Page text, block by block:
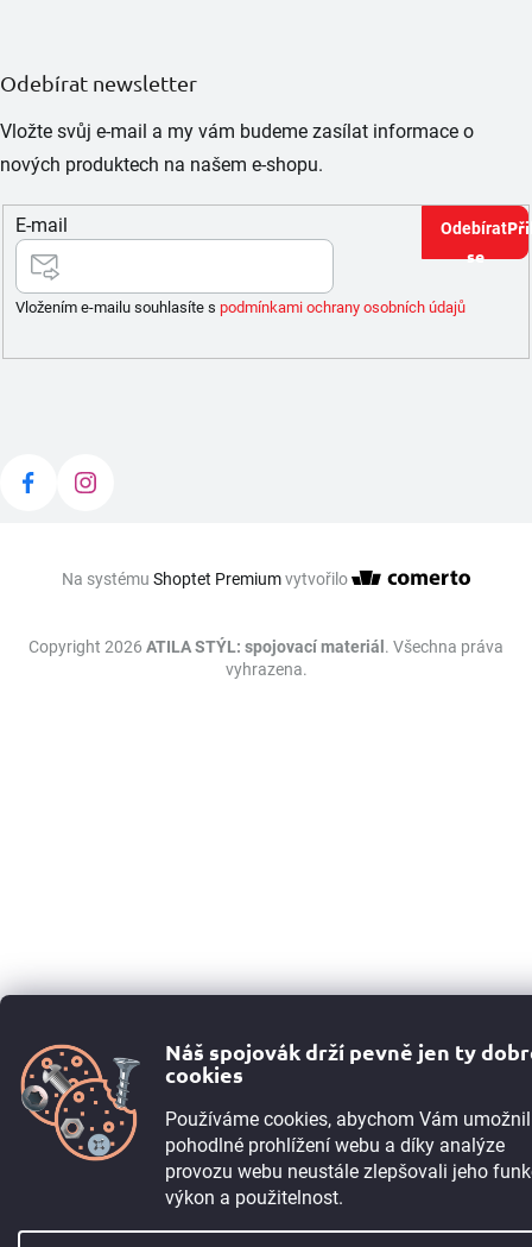
Náš spojovák drží pevně jen ty
cookies
Používáme cookies, abychom Vám
pohodlné prohlížení webu a díky analýze
provozu webu neustále zlepšovali jeho
výkon a použitelnost.
Odebírat newsletter
Vložte svůj e-mail a my vám budeme zasílat informace o
nových produktech na našem e-shopu.
E-mail
Vložením e-mailu souhlasíte s podmínkami ochrany osobních údajů
se
Na systému Shoptet Premiumvytvořilo
Copyright 2026 ATILA STÝL: spojovací materiál . Všechna práva
vyhrazena.